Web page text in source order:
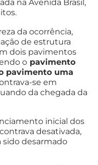
na Avenida Brasil,
da ocorrência,
de estrutura
dois pavimentos
o pavimento
pavimento uma
se em
da chegada da
inicial dos
desativada,
sido desarmado